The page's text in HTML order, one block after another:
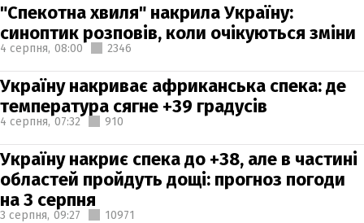
"Спекотна хвиля" накрила Україну:
синоптик розповів, коли очікуються зміни
4 серпня, 08:00 2346
Україну накриває африканська спека: де
температура сягне +39 градусів
4 серпня, 07:32 910
Україну накриє спека до +38, але в частині
областей пройдуть дощі: прогноз погоди
на 3 серпня
3 серпня, 09:27 10971